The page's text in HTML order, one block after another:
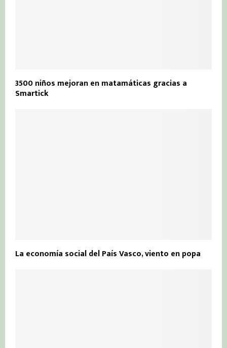
3500 niños mejoran en matamáticas gracias a
Smartick
La economía social del País Vasco, viento en popa